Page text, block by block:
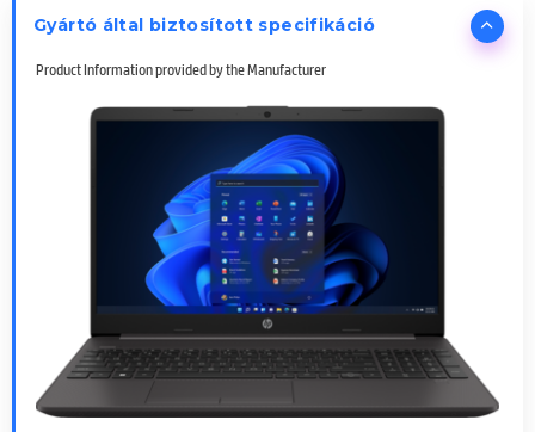
Gyártó által biztosított specifikáció
Product Information provided by the Manufacturer